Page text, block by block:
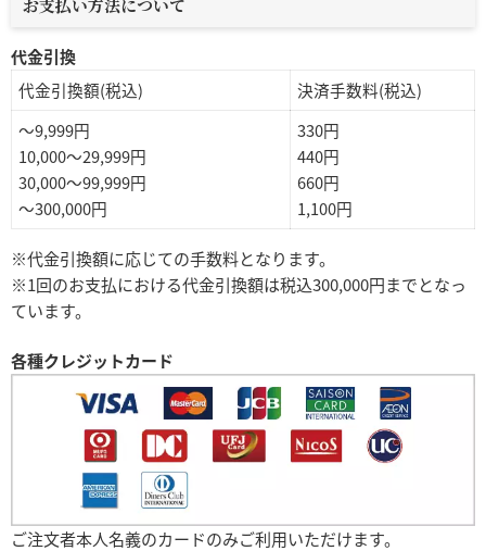
お支払い方法について
代金引換
代金引換額(税込)
決済手数料(税込)
～9,999円
10,000～29,999円
30,000～99,999円
～300,000円
330円
440円
660円
1,100円
※代金引換額に応じての手数料となります。
※1回のお支払における代金引換額は税込300,000円までとなっ
ています。
各種クレジットカード
ご注文者本人名義のカードのみご利用いただけます。